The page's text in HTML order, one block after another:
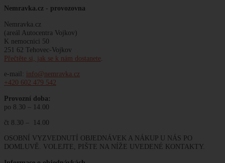
Nemravka.cz - provozovna
Nemravka.cz
(areál Autocentra Vojkov)
K nemocnici 50
251 62 Tehovec-Vojkov
Přečtěte si, jak se k nám dostanete
e-mail: info@nemravka.cz
+420 602 479 542
Provozní doba:
po 8.30 – 14.00
čt 8.30 – 14.00
OSOBNÍ VYZVEDNUTÍ OBJEDNÁVEK A NÁKUP U NÁS PO
DOMLUVĚ. VOLEJTE, PIŠTE NA NÍŽE UVEDENÉ KONTAKTY.